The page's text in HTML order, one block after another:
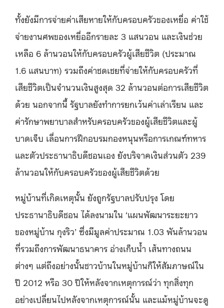
ทั้งยังมีการจ่ายค่าเสียหายให้กับครอบครัวของเหยื่อ ค่าใช้
จ่ายงานศพของเหยื่ออีกรายละ 3 แสนวอน และเงินช่วย
เหลือ 6 ล้านวอนให้กับครอบครัวผู้เสียชีวิต (ประมาณ
1.6 แสนบาท) รวมถึงค่าชดเชยที่จ่ายให้กับครอบครัวที่
เสียชีวิตเป็นจำนวนเงินสูงสุด 32 ล้านวอนต่อการเสียชีวิต
ด้วย นอกจากนี้ รัฐบาลยังทำการยกเว้นค่าเล่าเรียน และ
ค่ารักษาพยาบาลสำหรับครอบครัวของผู้เสียชีวิตและผู้
บาดเจ็บ เลื่อนการฝึกอบรมกองหนุนหรือการเกณฑ์ทหาร
และตัวประธานาธิบดีชอนเอง ยังบริจาคเงินส่วนตัว 239
ล้านวอนให้กับครอบครัวของผู้เสียชีวิตด้วย
หมู่บ้านที่เกิดเหตุนั้น ยังถูกรัฐบาลปรับปรุง โดย
ประธานาธิบดีชอน ได้ลงนามใน ‘แผนพัฒนาระยะยาว
ของหมู่บ้าน กุงริว’ ซึ่งมีมูลค่าประมาณ 1.03 พันล้านวอน
ที่รวมถึงการพัฒนาธนาคาร อ่างเก็บน้ำ เส้นทางถนน
ต่างๆ แต่ถึงอย่างนั้นชาวบ้านในหมู่บ้านก็ให้สัมภาษณ์ใน
ปี 2012 หรือ 30 ปีให้หลังจากเหตุการณ์ว่า ทุกสิ่งทุก
อย่างเปลี่ยนไปหลังจากเหตุการณ์นั้น และแม้หมู่บ้านจะดู